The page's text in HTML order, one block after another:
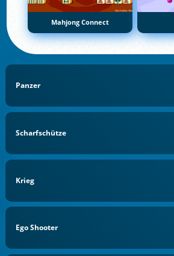
Mahjong Connect
Panzer
Scharfschütze
Krieg
Ego Shooter